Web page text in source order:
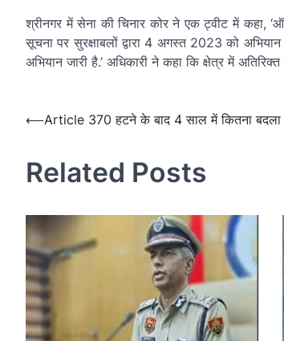
श्रीनगर में सेना की चिनार कोर ने एक ट्वीट में कहा,
सूचना पर सुरक्षाबलों द्वारा 4 अगस्त 2023 को
अभियान जारी है.’ अधिकारी ने कहा कि क्षेत्र में
navigation
Post
⟵Article 370 हटने के बाद 4 साल में कितना बदला
Related Posts